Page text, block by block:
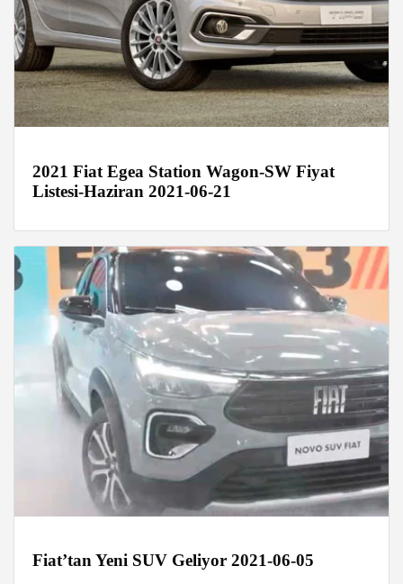
2021 Fiat Egea Station Wagon-SW Fiyat
Listesi-Haziran 2021-06-21
Fiat’tan Yeni SUV Geliyor 2021-06-05